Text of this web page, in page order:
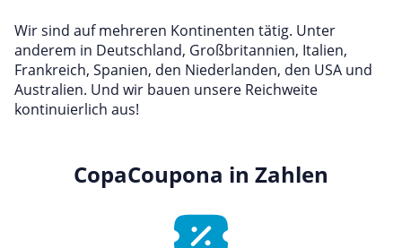
Mode & Accessoires
Shopping
Sonstiges
Sport & Freizeit
Wir sind auf mehreren Kontinenten tätig. Unter
anderem in Deutschland, Großbritannien, Italien,
Frankreich, Spanien, den Niederlanden, den USA und
Australien. Und wir bauen unsere Reichweite
kontinuierlich aus!
CopaCoupona in Zahlen